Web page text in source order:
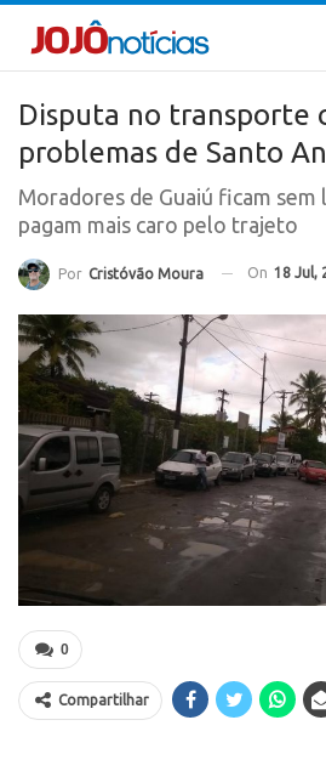
Disputa no transporte
problemas de Santo
Moradores de Guaiú ficam sem
pagam mais caro pelo trajeto
Por Cristóvão Moura On 18 Jul,
0
Compartilhar